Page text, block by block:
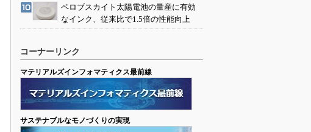
ペロブスカイト太陽電池の量産に有効
なインク、従来比で1.5倍の性能向上
コーナーリンク
マテリアルズインフォマティクス最前線
サステナブルなモノづくりの実現